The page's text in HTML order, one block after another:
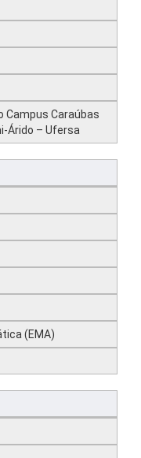
Campus Caraúbas
Árido – Ufersa
(EMA)